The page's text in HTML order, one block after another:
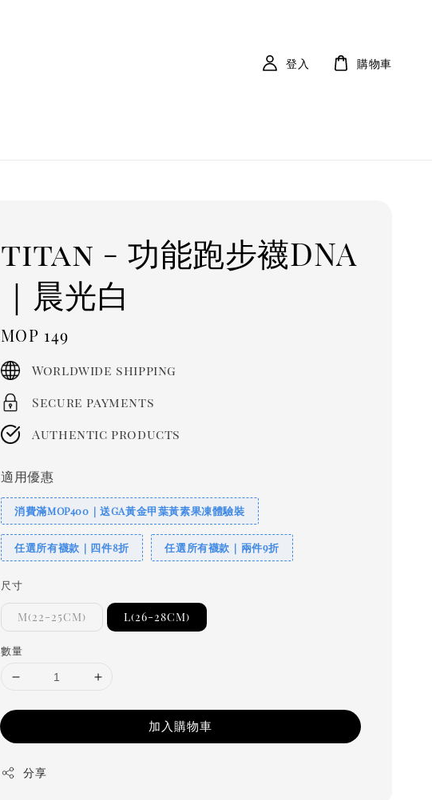
登入 購物車
titan - 功能跑步襪DNA
｜晨光白
Regular
price
MOP 149
Worldwide shipping
Secure payments
Authentic products
適用優惠
消費滿MOP400｜送GA黃金甲葉黃素果凍體驗裝
任選所有襪款｜四件8折 任選所有襪款｜兩件9折
尺寸
M(22-25CM) L(26-28CM)
數量
加入購物車
分享